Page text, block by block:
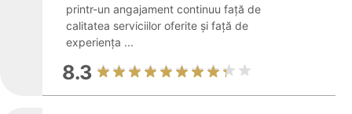
printr-un angajament continuu față de
calitatea serviciilor oferite și față de
experiența ...
8.3